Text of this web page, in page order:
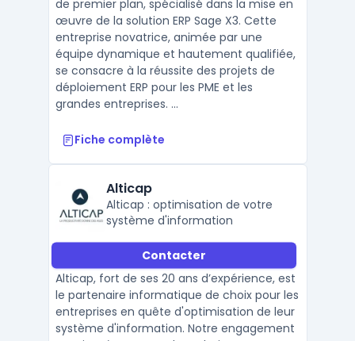
de premier plan, spécialisé dans la mise en
œuvre de la solution ERP Sage X3. Cette
entreprise novatrice, animée par une
équipe dynamique et hautement qualifiée,
se consacre à la réussite des projets de
déploiement ERP pour les PME et les
grandes entreprises. ...
Fiche complète
Alticap
Alticap : optimisation de votre
système d'information
Contacter
Alticap, fort de ses 20 ans d’expérience, est
le partenaire informatique de choix pour les
entreprises en quête d'optimisation de leur
système d'information. Notre engagement